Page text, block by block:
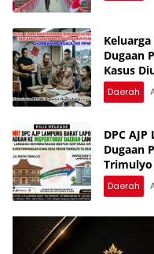
Dugaan
Kasus
Daerah
DPC
Dugaan
Daerah